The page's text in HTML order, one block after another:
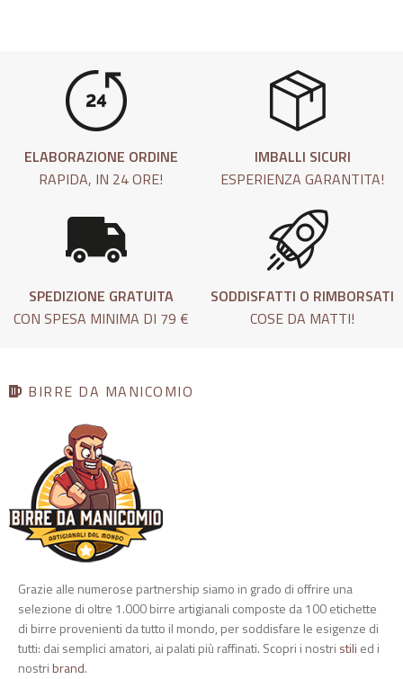
ELABORAZIONE ORDINE
RAPIDA, IN 24 ORE!
IMBALLI SICURI
ESPERIENZA GARANTITA!
SPEDIZIONE GRATUITA
CON SPESA MINIMA DI 79 €
SODDISFATTI O RIMBORSATI
COSE DA MATTI!
BIRRE DA MANICOMIO
Grazie alle numerose partnership siamo in grado di offrire una
selezione di oltre 1.000 birre artigianali composte da 100 etichette
di birre provenienti da tutto il mondo, per soddisfare le esigenze di
tutti: dai semplici amatori, ai palati più raffinati. Scopri i nostri stili ed i
nostri brand.